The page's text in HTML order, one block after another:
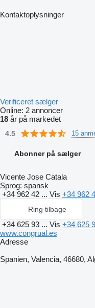
Kontaktoplysninger
Verificeret sælger
Online: 2 annoncer
18 år på markedet
4.5 15
Abonner på sælger
Vicente Jose Catala
Sprog: spansk
+34 962 42 ... Vis +34 962
Ring tilbage
+34 625 93 ... Vis +34 625
www.congrual.es
Adresse
Spanien, Valencia, 46680,